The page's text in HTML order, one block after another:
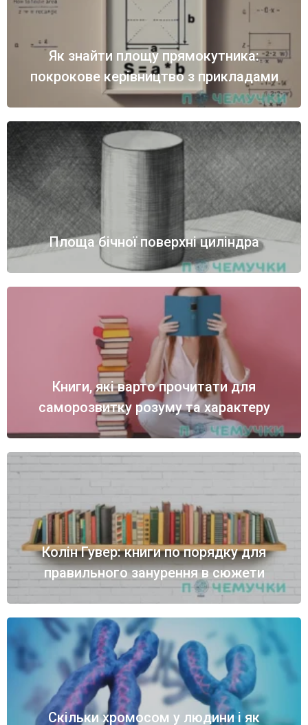
Як знайти площу прямокутника:
покрокове керівництво з прикладами
Площа бічної поверхні циліндра
Книги, які варто прочитати для
саморозвитку розуму та характеру
Колін Гувер: книги по порядку для
правильного занурення в сюжети
Скільки хромосом у людини і як